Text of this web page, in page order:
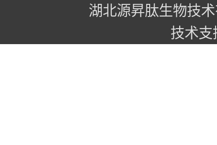
湖北源昇肽生物技
技术